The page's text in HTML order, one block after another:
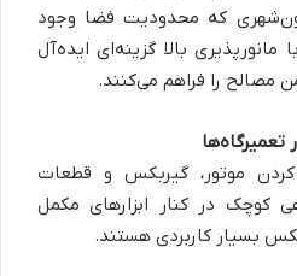
که محدودیت فضا وجود
مانورپذیری بالا گزینه‌ای ایده‌آل
مصالح را فراهم می‌کنند.
کردن موتور، گیربکس و قطعات
کوچک در کنار ابزارهای مکمل
بسیار کاربردی هستند.